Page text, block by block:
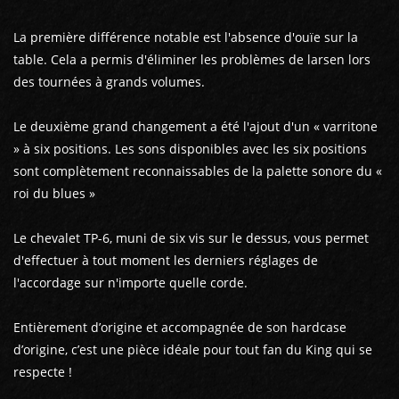
La première différence notable est l'absence d'ouïe sur la
table. Cela a permis d'éliminer les problèmes de larsen lors
des tournées à grands volumes.
Le deuxième grand changement a été l'ajout d'un « varritone
» à six positions. Les sons disponibles avec les six positions
sont complètement reconnaissables de la palette sonore du «
roi du blues »
Le chevalet TP-6, muni de six vis sur le dessus, vous permet
d'effectuer à tout moment les derniers réglages de
l'accordage sur n'importe quelle corde.
Entièrement d’origine et accompagnée de son hardcase
d’origine, c’est une pièce idéale pour tout fan du King qui se
respecte !